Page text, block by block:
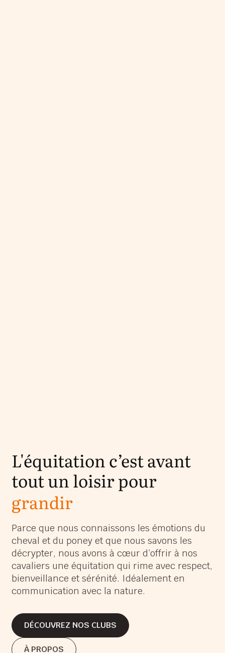
L'équitation c’est avant
tout un loisir pour
grandir
s’épanouir
s’amuser
grandir
Parce que nous connaissons les émotions du
cheval et du poney et que nous savons les
décrypter, nous avons à cœur d’offrir à nos
cavaliers une équitation qui rime avec respect,
bienveillance et sérénité. Idéalement en
communication avec la nature.
DÉCOUVREZ NOS CLUBS
DÉCOUVREZ NOS CLUBS
À PROPOS